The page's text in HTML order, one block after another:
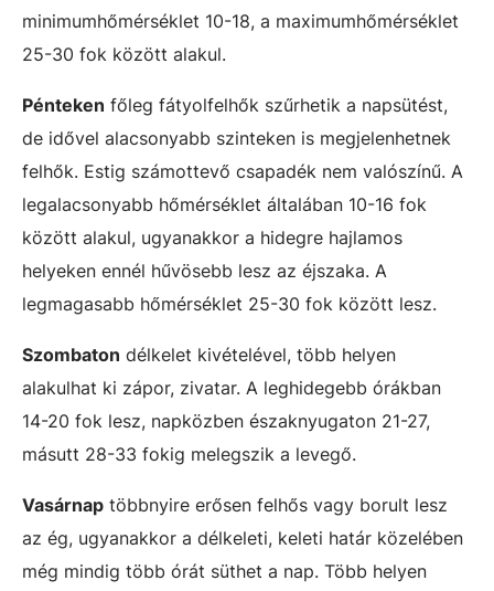
minimumhőmérséklet 10-18, a maximumhőmérséklet
25-30 fok között alakul.
Pénteken főleg fátyolfelhők szűrhetik a napsütést,
de idővel alacsonyabb szinteken is megjelenhetnek
felhők. Estig számottevő csapadék nem valószínű. A
legalacsonyabb hőmérséklet általában 10-16 fok
között alakul, ugyanakkor a hidegre hajlamos
helyeken ennél hűvösebb lesz az éjszaka. A
legmagasabb hőmérséklet 25-30 fok között lesz.
Szombaton délkelet kivételével, több helyen
alakulhat ki zápor, zivatar. A leghidegebb órákban
14-20 fok lesz, napközben északnyugaton 21-27,
másutt 28-33 fokig melegszik a levegő.
Vasárnap többnyire erősen felhős vagy borult lesz
az ég, ugyanakkor a délkeleti, keleti határ közelében
még mindig több órát süthet a nap. Több helyen